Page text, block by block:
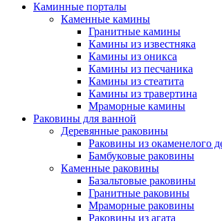
Каминные порталы
Каменные камины
Гранитные камины
Камины из известняка
Камины из оникса
Камины из песчаника
Камины из стеатита
Камины из травертина
Мраморные камины
Раковины для ванной
Деревянные раковины
Раковины из окаменелого
Бамбуковые раковины
Каменные раковины
Базальтовые раковины
Гранитные раковины
Мраморные раковины
Раковины из агата